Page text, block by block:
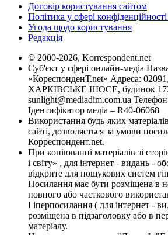
Договір користування сайтом
Політика у сфері
Угода щодо користування
Редакція
© 2000-2026, Korrespondent.net
Суб'єкт у сфері онлайн-медіа
«КореспонденТ.net» Адреса:
ХАРКІВСЬКЕ ШОСЕ, будинок
sunlight@mediadim.com.ua
Ідентифікатор медіа – R40-06068
Використання будь-яких
сайті, дозволяється за умови
Корреспондент.net.
При копіюванні матеріалів зі
і світу» , для інтернет - видань -
відкрите для пошукових систем
Посилання має бути розміщена в
повного або часткового
Гіперпосилання ( для інтернет -
розміщена в підзаголовку або в
матеріалу.